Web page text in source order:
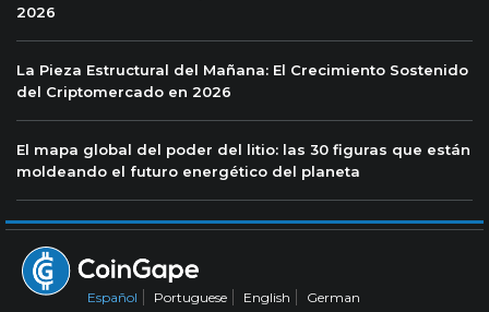
2026
La Pieza Estructural del Mañana: El Crecimiento Sostenido
del Criptomercado en 2026
El mapa global del poder del litio: las 30 figuras que están
moldeando el futuro energético del planeta
Español Portuguese English German